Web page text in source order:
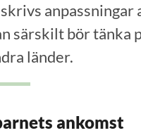
särskilt bör tänka
länder.
ankomst